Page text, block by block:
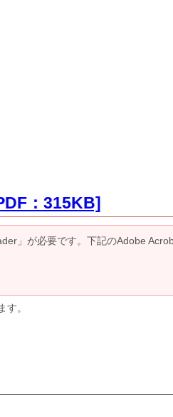
：315KB]
」が必要です。下記のAdobe